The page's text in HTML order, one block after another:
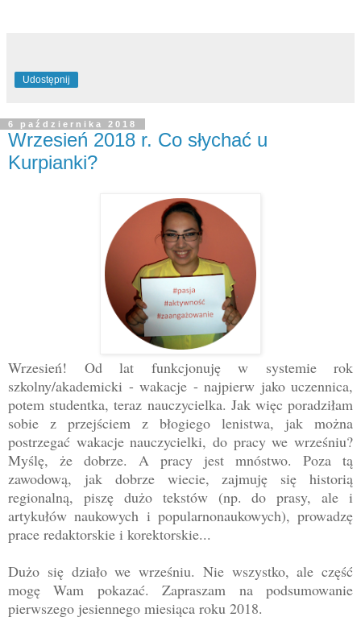
Udostępnij
6 października 2018
Wrzesień 2018 r. Co słychać u
Kurpianki?
Wrzesień! Od lat funkcjonuję w systemie rok
szkolny/akademicki - wakacje - najpierw jako uczennica,
potem studentka, teraz nauczycielka. Jak więc poradziłam
sobie z przejściem z błogiego lenistwa, jak można
postrzegać wakacje nauczycielki, do pracy we wrześniu?
Myślę, że dobrze. A pracy jest mnóstwo. Poza tą
zawodową, jak dobrze wiecie, zajmuję się historią
regionalną, piszę dużo tekstów (np. do prasy, ale i
artykułów naukowych i popularnonaukowych), prowadzę
prace redaktorskie i korektorskie...
Dużo się działo we wrześniu. Nie wszystko, ale część
mogę Wam pokazać. Zapraszam na podsumowanie
pierwszego jesiennego miesiąca roku 2018.